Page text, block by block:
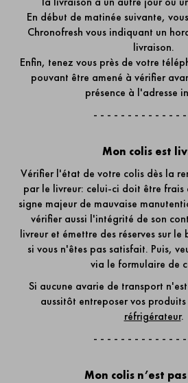
En début de matinée suivante,
Chronofresh vous indiquant un
livraison.
Enfin, tenez vous près de votre
pouvant être amené à vérifier
présence à l'adresse
- - - - - - - - - - - - -
Mon colis est
Vérifier l'état de votre colis dès la
par le livreur: celui-ci doit être frais
signe majeur de mauvaise
vérifier aussi l'intégrité de son
livreur et émettre des réserves sur
si vous n'êtes pas satisfait. Puis,
via le formulaire de
Si aucune avarie de transport
aussitôt entreposer vos
réfrigérateur.
- - - - - - - - - - - - -
Mon colis n’est